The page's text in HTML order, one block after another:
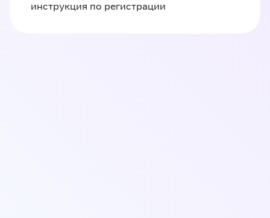
инструкция по регистрации